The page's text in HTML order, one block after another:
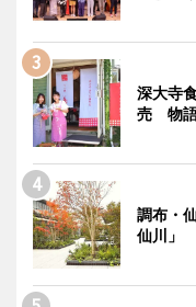
深大寺
売 物語
調布・
仙川」